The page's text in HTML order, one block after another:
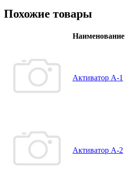
Похожие товары
Наименование
Активатор А-1
Активатор А-2